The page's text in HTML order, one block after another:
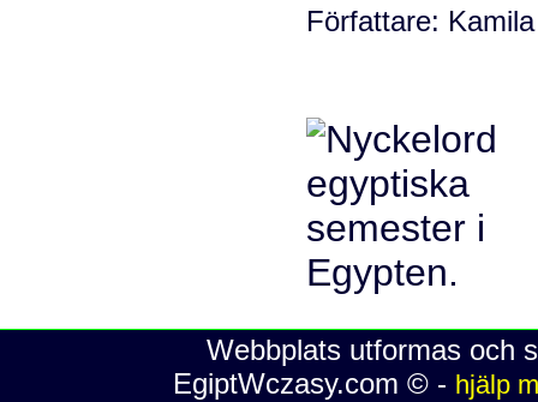
Författare:
Webbplats utformas och
EgiptWczasy.com © - hjälp